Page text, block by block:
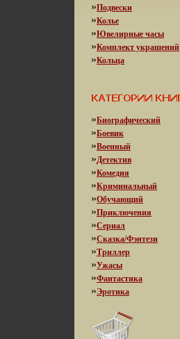
»Подвески
»Колье
»Ювелирные часы
»Комплект украшений
»Кольца
»Биографический
»Боевик
»Военный
»Детектив
»Комедия
»Криминальный
»Обучающий
»Приключения
»Сериал
»Сказка/Фэнтези
»Триллер
»Ужасы
»Фантастика
»Эротика